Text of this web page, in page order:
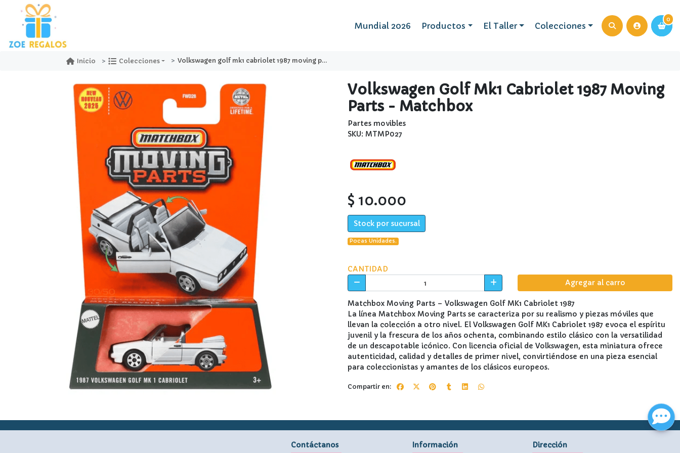
0
Mundial 2026 Productos El Taller Colecciones
0
Inicio Colecciones Volkswagen golf mk1 cabriolet 1987 moving parts - matchbox
Volkswagen Golf Mk1 Cabriolet 1987 Moving
Parts - Matchbox
Partes movibles
SKU: MTMP027
$ 10.000
Stock por sucursal
Pocas Unidades.
CANTIDAD
Agregar al carro
Matchbox Moving Parts – Volkswagen Golf MK1 Cabriolet 1987
La línea Matchbox Moving Parts se caracteriza por su realismo y piezas móviles que
llevan la colección a otro nivel. El Volkswagen Golf MK1 Cabriolet 1987 evoca el espíritu
juvenil y la frescura de los años ochenta, combinando estilo clásico con la versatilidad
de un descapotable icónico. Con licencia oficial de Volkswagen, esta miniatura ofrece
autenticidad, calidad y detalles de primer nivel, convirtiéndose en una pieza esencial
para coleccionistas y amantes de los clásicos europeos.
Compartir en:
Contáctanos Información Dirección